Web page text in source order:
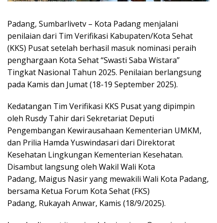
Padang, Sumbarlivetv – Kota Padang menjalani
penilaian dari Tim Verifikasi Kabupaten/Kota Sehat
(KKS) Pusat setelah berhasil masuk nominasi peraih
penghargaan Kota Sehat “Swasti Saba Wistara”
Tingkat Nasional Tahun 2025. Penilaian berlangsung
pada Kamis dan Jumat (18-19 September 2025).
Kedatangan Tim Verifikasi KKS Pusat yang dipimpin
oleh Rusdy Tahir dari Sekretariat Deputi
Pengembangan Kewirausahaan Kementerian UMKM,
dan Prilia Hamda Yuswindasari dari Direktorat
Kesehatan Lingkungan Kementerian Kesehatan.
Disambut langsung oleh Wakil Wali Kota
Padang, Maigus Nasir yang mewakili Wali Kota Padang,
bersama Ketua Forum Kota Sehat (FKS)
Padang, Rukayah Anwar, Kamis (18/9/2025).